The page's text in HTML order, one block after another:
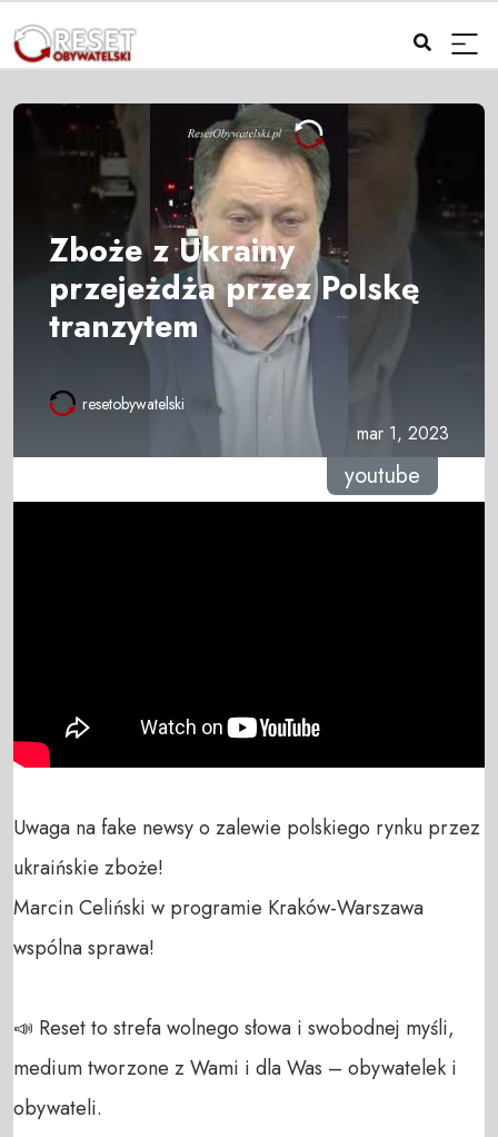
Zboże z Ukrainy
przejeżdża przez Polskę
tranzytem
resetobywatelski
mar 1, 2023
youtube
Uwaga na fake newsy o zalewie polskiego rynku przez
ukraińskie zboże!
Marcin Celiński w programie Kraków-Warszawa
wspólna sprawa!
📣 Reset to strefa wolnego słowa i swobodnej myśli,
medium tworzone z Wami i dla Was – obywatelek i
obywateli.